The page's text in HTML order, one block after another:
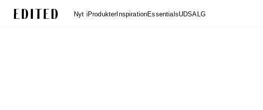
Nyt iProdukterInspirationEssentialsUDSALG